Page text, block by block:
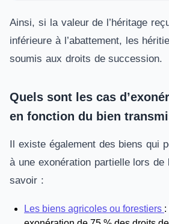
Ainsi, si la valeur de l’héritage
inférieure à l’abattement, les
soumis aux droits de succession.
Quels sont les cas
en fonction du bien
Il existe également des biens qui
à une exonération partielle lors
savoir :
Les biens agricoles ou forestiers :